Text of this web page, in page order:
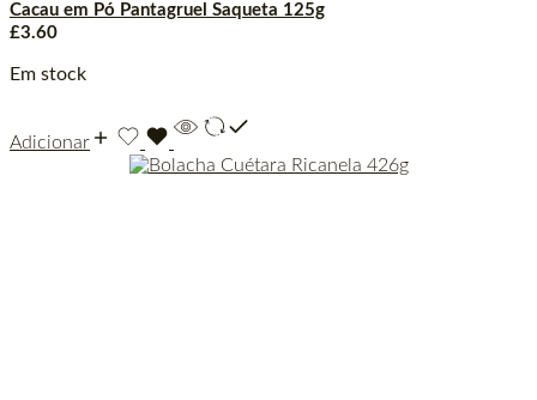
Cacau em Pó Pantagruel Saqueta 125g
£3.60
Em stock
Adicionar